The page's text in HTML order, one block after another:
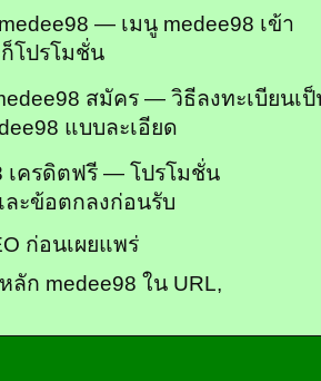
ก่อนเผยแพร่
ลัก medee98 ใน URL,